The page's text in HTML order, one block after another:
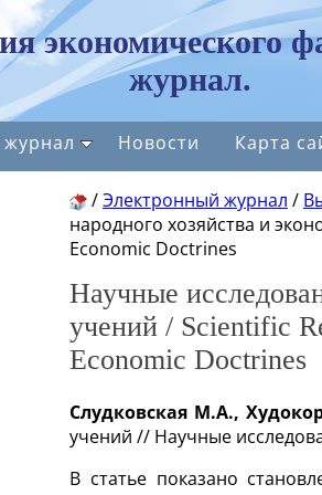
экономического
журнал.
Новости Карта
/Электронный журнал /
народного хозяйства и
Economic Doctrines
Научные
учений / Scientific
Economic Doctrines
Слудковская М.А.,
учений // Научные
В статье показано